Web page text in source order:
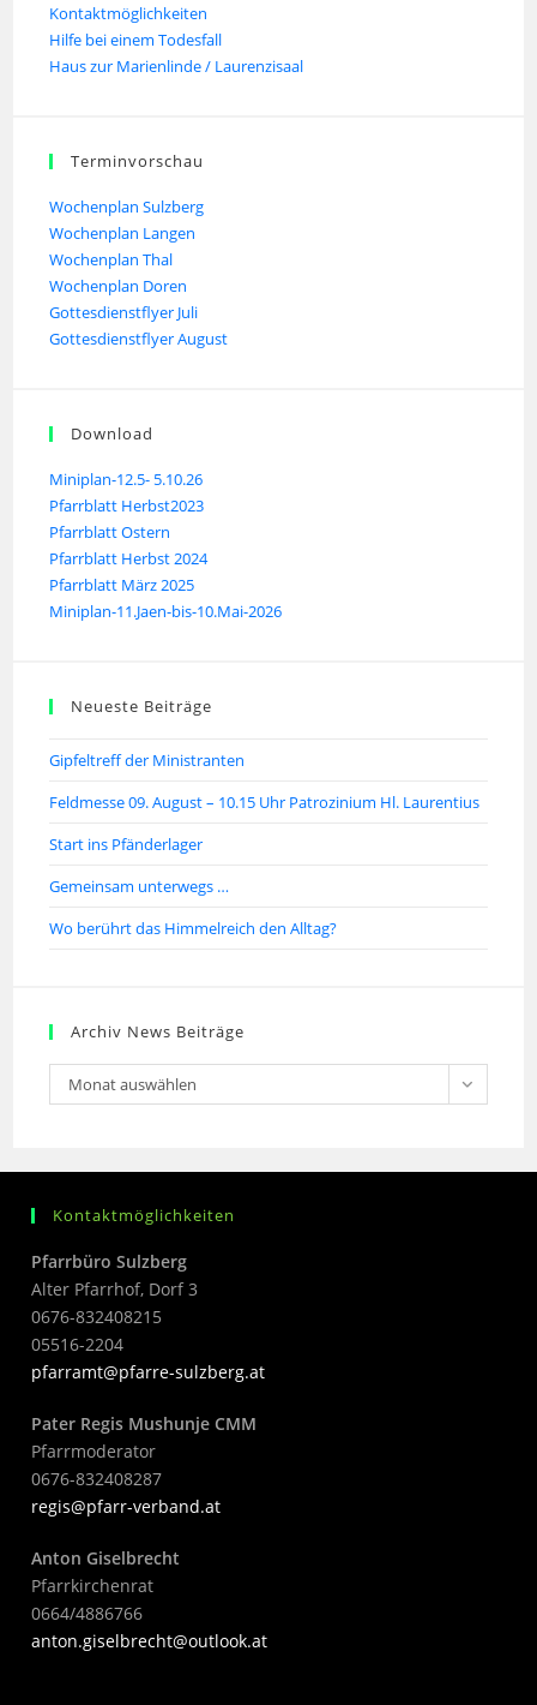
Kontaktmöglichkeiten
Hilfe bei einem Todesfall
Haus zur Marienlinde / Laurenzisaal
Terminvorschau
Wochenplan Sulzberg
Wochenplan Langen
Wochenplan Thal
Wochenplan Doren
Gottesdienstflyer Juli
Gottesdienstflyer August
Download
Miniplan-12.5- 5.10.26
Pfarrblatt Herbst2023
Pfarrblatt Ostern
Pfarrblatt Herbst 2024
Pfarrblatt März 2025
Miniplan-11.Jaen-bis-10.Mai-2026
Neueste Beiträge
Gipfeltreff der Ministranten
Feldmesse 09. August – 10.15 Uhr Patrozinium Hl. Laurentius
Start ins Pfänderlager
Gemeinsam unterwegs …
Wo berührt das Himmelreich den Alltag?
Archiv News Beiträge
Monat auswählen
Kontaktmöglichkeiten
Pfarrbüro Sulzberg
Alter Pfarrhof, Dorf 3
0676-832408215
05516-2204
pfarramt@pfarre-sulzberg.at
Pater Regis Mushunje CMM
Pfarrmoderator
0676-832408287
regis@pfarr-verband.at
Anton Giselbrecht
Pfarrkirchenrat
0664/4886766
anton.giselbrecht@outlook.at